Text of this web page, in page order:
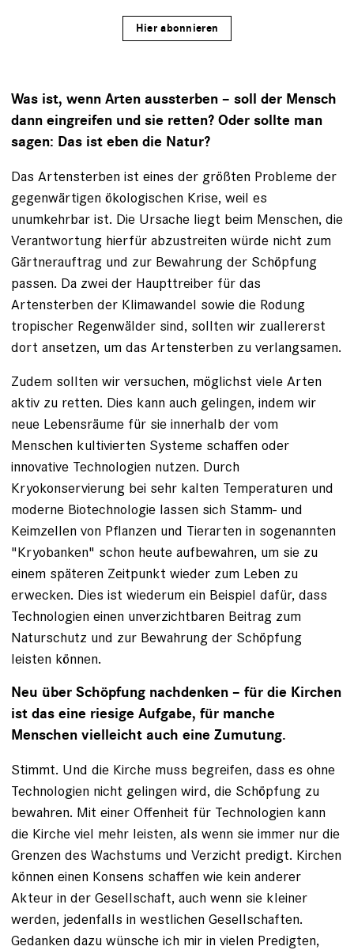
Hier abonnieren
Was ist, wenn Arten aussterben – soll der Mensch
dann eingreifen und sie retten? Oder sollte man
sagen: Das ist eben die Natur?
Das Artensterben ist eines der größten Probleme der
gegenwärtigen ökologischen Krise, weil es
unumkehrbar ist. Die Ursache liegt beim Menschen, die
Verantwortung hierfür abzustreiten würde nicht zum
Gärtnerauftrag und zur Bewahrung der Schöpfung
passen. Da zwei der Haupttreiber für das
Artensterben der Klimawandel sowie die Rodung
tropischer Regenwälder sind, sollten wir zuallererst
dort ansetzen, um das Artensterben zu verlangsamen.
Zudem sollten wir versuchen, möglichst viele Arten
aktiv zu retten. Dies kann auch gelingen, indem wir
neue Lebensräume für sie innerhalb der vom
Menschen kultivierten Systeme schaffen oder
innovative Technologien nutzen. Durch
Kryokonservierung bei sehr kalten Temperaturen und
moderne Biotechnologie lassen sich Stamm- und
Keimzellen von Pflanzen und Tierarten in sogenannten
"Kryobanken" schon heute aufbewahren, um sie zu
einem späteren Zeitpunkt wieder zum Leben zu
erwecken. Dies ist wiederum ein Beispiel dafür, dass
Technologien einen unverzichtbaren Beitrag zum
Naturschutz und zur Bewahrung der Schöpfung
leisten können.
Neu über Schöpfung nachdenken – für die Kirchen
ist das eine riesige Aufgabe, für manche
Menschen vielleicht auch eine Zumutung.
Stimmt. Und die Kirche muss begreifen, dass es ohne
Technologien nicht gelingen wird, die Schöpfung zu
bewahren. Mit einer Offenheit für Technologien kann
die Kirche viel mehr leisten, als wenn sie immer nur die
Grenzen des Wachstums und Verzicht predigt. Kirchen
können einen Konsens schaffen wie kein anderer
Akteur in der Gesellschaft, auch wenn sie kleiner
werden, jedenfalls in westlichen Gesellschaften.
Gedanken dazu wünsche ich mir in vielen Predigten,